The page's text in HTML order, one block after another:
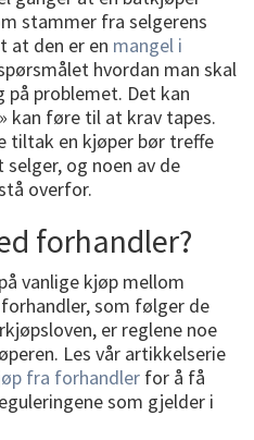
stammer fra selgerens
at den er en mangel i
hvordan man skal
problemet. Det kan
kan føre til at krav tapes.
tiltak en kjøper bør treffe
og noen av de
overfor.
forhandler?
vanlige kjøp mellom
som følger de
er reglene noe
Les vår artikkelserie
fra forhandler for å få
som gjelder i